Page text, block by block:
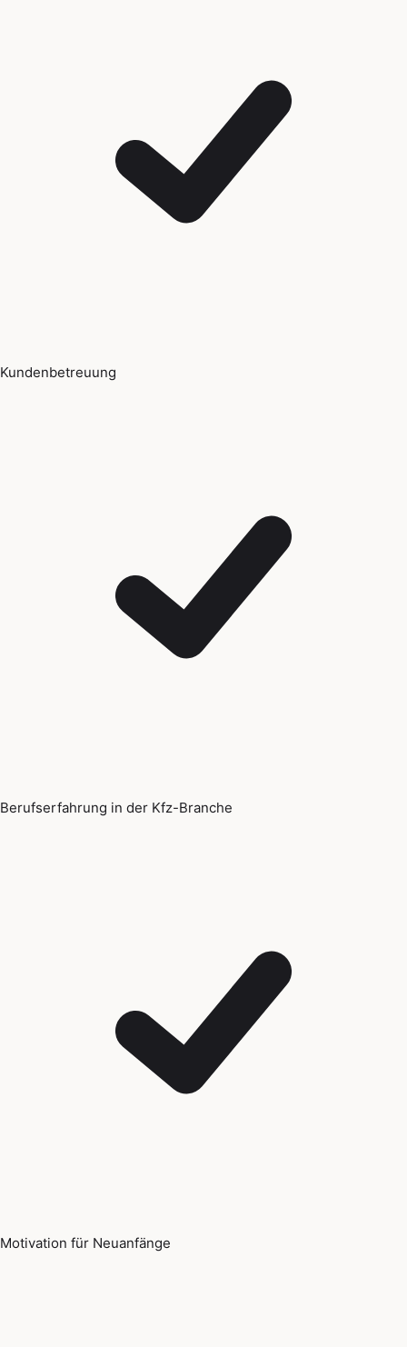
Kundenbetreuung
Berufserfahrung in der Kfz-Branche
Motivation für Neuanfänge